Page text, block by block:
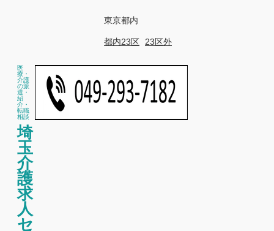
東京都内
都内23区 23区外
医
療・
介護
の派
遣・
紹
介・
転職
相談
埼
玉
介
護
求
人
セ